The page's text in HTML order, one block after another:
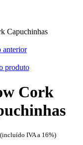
Capuchinhas
anterior
produto
Cork
(incluído IVA a 16%)